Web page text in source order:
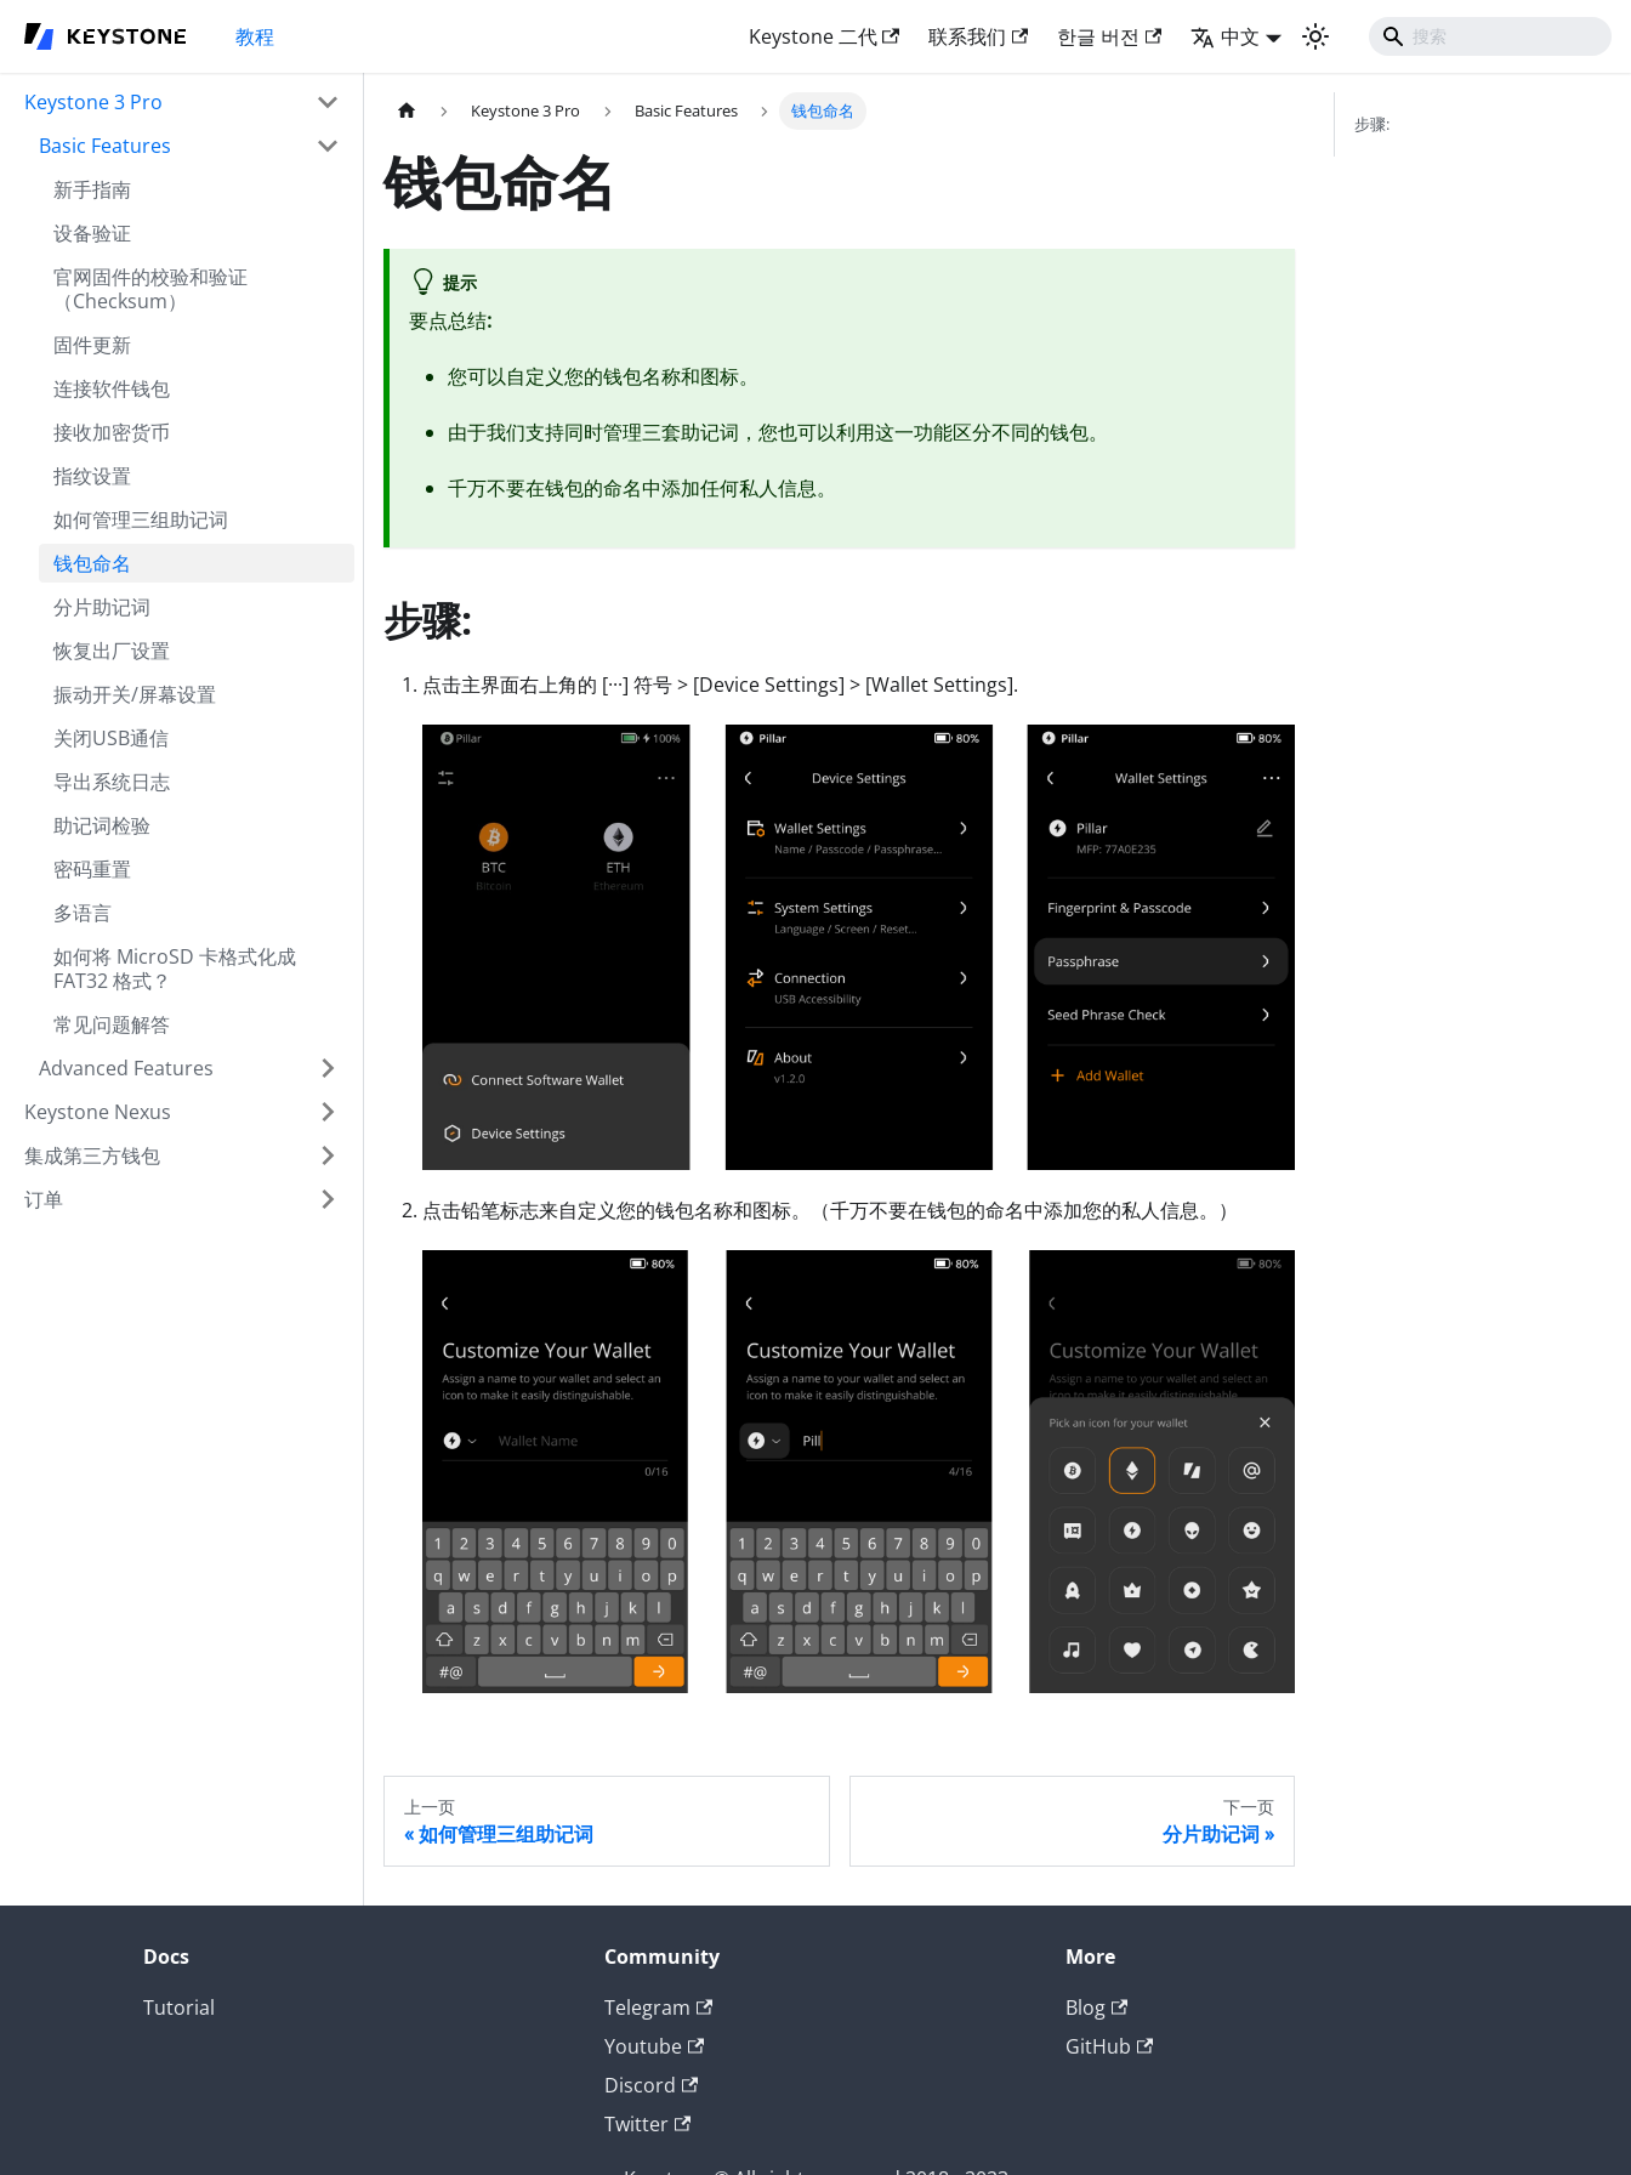
教程 Keystone 二代 联系我们 한글 버전 中文
Keystone 3 Pro
Basic Features
新手指南
设备验证
官网固件的校验和验证
（Checksum）
固件更新
连接软件钱包
接收加密货币
指纹设置
如何管理三组助记词
钱包命名
分片助记词
恢复出厂设置
振动开关/屏幕设置
关闭USB通信
导出系统日志
助记词检验
密码重置
多语言
如何将 MicroSD 卡格式化成
FAT32 格式？
常见问题解答
Advanced Features
Keystone Nexus
集成第三方钱包
订单
Keystone 3 Pro Basic Features 钱包命名
钱包命名
提示
要点总结:
您可以自定义您的钱包名称和图标。
由于我们支持同时管理三套助记词，您也可以利用这一功能区分不同的钱包。
千万不要在钱包的命名中添加任何私人信息。
步骤:
点击主界面右上角的 [···] 符号> [Device Settings] > [Wallet Settings].
点击铅笔标志来自定义您的钱包名称和图标。（千万不要在钱包的命名中添加您的私人信息。）
上一页
如何管理三组助记词
下一页
分片助记词
步骤:
Docs
Tutorial
Community
Telegram
Youtube
Discord
Twitter
More
Blog
GitHub